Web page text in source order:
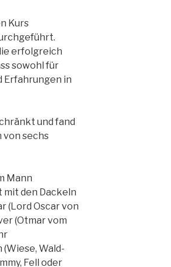
Kurs
erfolgreich
sowohl für
Erfahrungen in
und fand
von sechs
Mann
mit den Dackeln
(Lord Oscar von
(Otmar vom
Wald-
Fell oder